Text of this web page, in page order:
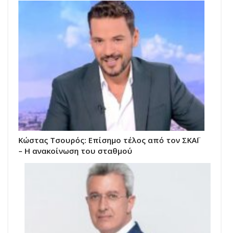
Κώστας Τσουρός: Επίσημο τέλος από τον ΣΚΑΪ
– Η ανακοίνωση του σταθμού